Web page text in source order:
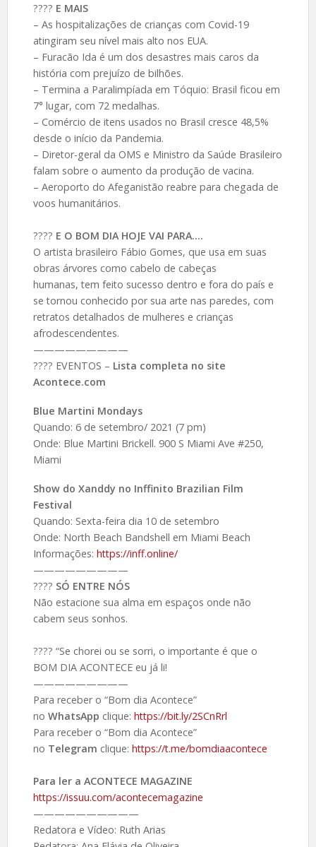
????️ E MAIS
– As hospitalizações de crianças com Covid-19
atingiram seu nível mais alto nos EUA.
– Furacão Ida é um dos desastres mais caros da
história com prejuízo de bilhões.
– Termina a Paralimpíada em Tóquio: Brasil ficou em
7° lugar, com 72 medalhas.
– Comércio de itens usados no Brasil cresce 48,5%
desde o início da Pandemia.
– Diretor-geral da OMS e Ministro da Saúde Brasileiro
falam sobre o aumento da produção de vacina.
– Aeroporto do Afeganistão reabre para chegada de
voos humanitários.
????️ E O BOM DIA HOJE VAI PARA….
O artista brasileiro Fábio Gomes, que usa em suas
obras árvores como cabelo de cabeças
humanas, tem feito sucesso dentro e fora do país e
se tornou conhecido por sua arte nas paredes, com
retratos detalhados de mulheres e crianças
afrodescendentes.
—————————
???? EVENTOS – Lista completa no site
Acontece.com
Blue Martini Mondays
Quando: 6 de setembro/ 2021 (7 pm)
Onde: Blue Martini Brickell. 900 S Miami Ave #250,
Miami
Show do Xanddy no Inffinito Brazilian Film
Festival
Quando: Sexta-feira dia 10 de setembro
Onde: North Beach Bandshell em Miami Beach
Informações: https://inff.online/
—————————
???? SÓ ENTRE NÓS
Não estacione sua alma em espaços onde não
cabem seus sonhos.
???? “Se chorei ou se sorri, o importante é que o
BOM DIA ACONTECE eu já li!
—————————
Para receber o “Bom dia Acontece”
no WhatsApp clique: https://bit.ly/2SCnRrl
Para receber o “Bom dia Acontece”
no Telegram clique: https://t.me/bomdiaacontece
Para ler a ACONTECE MAGAZINE
https://issuu.com/acontecemagazine
——————————
Redatora e Vídeo: Ruth Arias